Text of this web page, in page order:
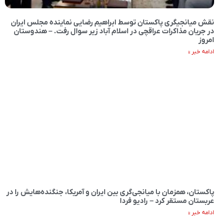
نقش میانجیگری پاکستان توسط ابراهیم رضایی نماینده مجلس ایران
در جریان مذاکرات عراقچی در اسلام آباد زیر سوال رفت. – هندوستان
امروز
ادامه خبر »
پاکستان، همزمان با میانجی‌گری بین ایران و آمریکا، جنگنده‌هایش را در
عربستان مستقر کرد – رادیو فردا
ادامه خبر »